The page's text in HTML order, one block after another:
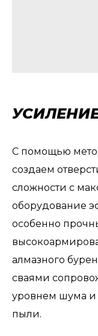
С помощью
создаем
сложности с
оборудование
особенно
алмазного
сваями
уровнем шума и
пыли.